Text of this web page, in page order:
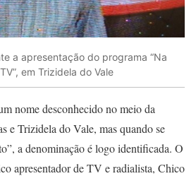
a apresentação do programa “Na
em Trizidela do Vale
nome desconhecido no meio da
e Trizidela do Vale, mas quando se
a denominação é logo identificada. O
apresentador de TV e radialista, Chico